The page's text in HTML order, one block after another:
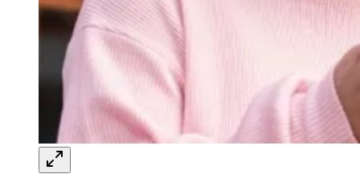
Guia de Empresas
Vagas na Região Novo
Hub de Negócios
Guia Comercial
Selo Verificado
Portal Educacional
Agenda de Vestibulares
Vagas de Emprego
Concursos
Panorama Econômico